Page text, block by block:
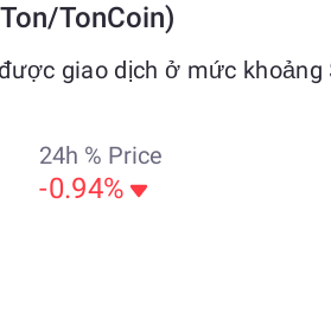
TonCoin)
giao dịch ở mức
24h % Price
-0.94%